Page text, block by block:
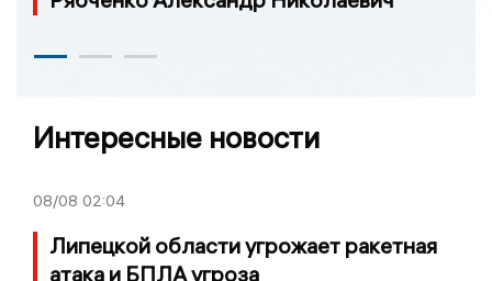
Интересные новости
08/08 02:04
Липецкой области угрожает ракетная
атака и БПЛА угроза